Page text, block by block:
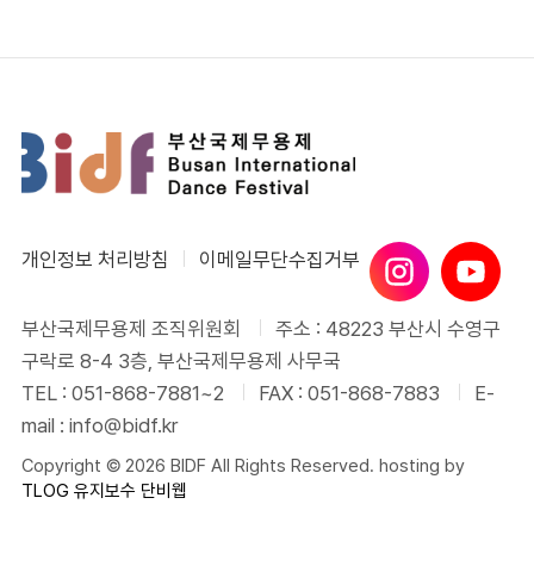
개인정보 처리방침 이메일무단수집거부
부산국제무용제 조직위원회
주소 : 48223 부산시 수영구
구락로 8-4 3층, 부산국제무용제 사무국
TEL : 051-868-7881~2
FAX : 051-868-7883
E-
mail : info@bidf.kr
Copyright © 2026 BIDF All Rights Reserved. hosting by
TLOG 유지보수 단비웹